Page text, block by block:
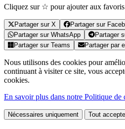
Cliquez sur ☆ pour ajouter aux favoris
Partager sur X Partager sur
Partager sur WhatsApp
Partager
Partager sur Teams
Partager par
Nous utilisons des cookies pour
continuant à visiter ce site, vous
cookies.
En savoir plus dans notre Politique de
Nécessaires uniquement Tout